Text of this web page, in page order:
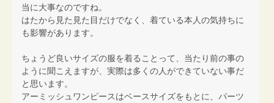
当に大事なのですね。
はたから見た見た目だけでなく、着ている本人の気持ちに
も影響があります。
ちょうど良いサイズの服を着ることって、当たり前の事の
ように聞こえますが、実際は多くの人ができていない事だ
と思います。
アーミッシュワンピースはベースサイズをもとに、パーツ